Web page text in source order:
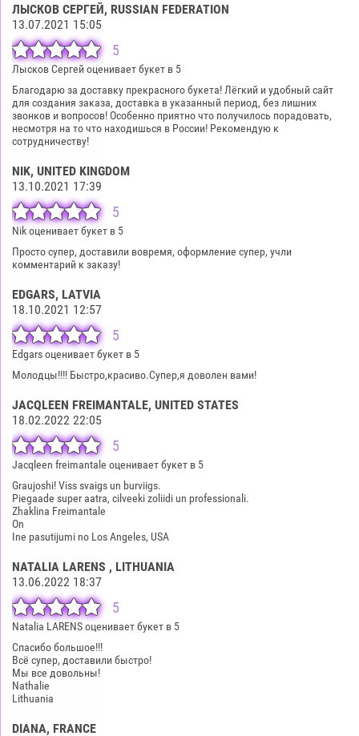
ЛЫСКОВ СЕРГЕЙ, RUSSIAN FEDERATION
13.07.2021 15:05
5
Лысков Сергей оценивает букет в 5
Благодарю за доставку прекрасного букета! Лёгкий и удобный сайт
для создания заказа, доставка в указанный период, без лишних
звонков и вопросов! Особенно приятно что получилось порадовать,
несмотря на то что находишься в России! Рекомендую к
сотрудничеству!
NIK, UNITED KINGDOM
13.10.2021 17:39
5
Nik оценивает букет в 5
Просто супер, доставили вовремя, оформление супер, учли
комментарий к заказу!
EDGARS, LATVIA
18.10.2021 12:57
5
Edgars оценивает букет в 5
Молодцы!!!! Быстро,красиво.Супер,я доволен вами!
JACQLEEN FREIMANTALE, UNITED STATES
18.02.2022 22:05
5
Jacqleen freimantale оценивает букет в 5
Graujoshi! Viss svaigs un burviigs.
Piegaade super aatra, cilveeki zoliidi un professionali.
Zhaklina Freimantale
On
Ine pasutijumi no Los Angeles, USA
NATALIA LARENS , LITHUANIA
13.06.2022 18:37
5
Natalia LARENS оценивает букет в 5
Спасибо большое!!!
Всё супер, доставили быстро!
Мы все довольны!
Nathalie
Lithuania
DIANA, FRANCE